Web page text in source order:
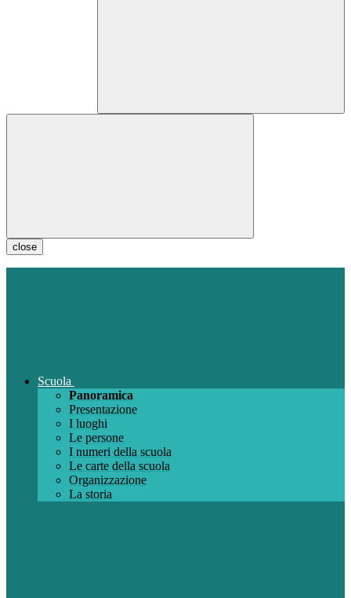
close
Scuola
Panoramica
Presentazione
I luoghi
Le persone
I numeri della scuola
Le carte della scuola
Organizzazione
La storia